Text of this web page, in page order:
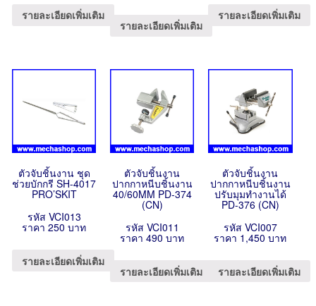
รายละเอียดเพิ่มเติม
รายละเอียดเพิ่มเติม
รายละเอียดเพิ่มเติม
ตัวจับชิ้นงาน ชุด
ช่วยบักกรี SH-4017
PRO’SKIT
รหัส VCI013
ราคา 250 บาท
รายละเอียดเพิ่มเติม
ตัวจับชิ้นงาน
ปากกาหนีบชิ้นงาน
40/60MM PD-374
(CN)
รหัส VCI011
ราคา 490 บาท
รายละเอียดเพิ่มเติม
ตัวจับชิ้นงาน
ปากกาหนีบชิ้นงาน
ปรับมุมทำงานได้
PD-376 (CN)
รหัส VCI007
ราคา 1,450 บาท
รายละเอียดเพิ่มเติม